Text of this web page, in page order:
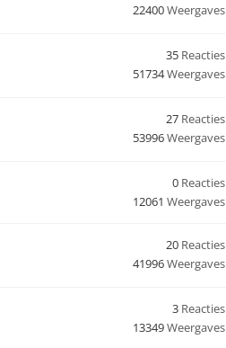
22400Weergaves
35 Reacties
51734Weergaves
27 Reacties
53996Weergaves
0 Reacties
12061 Weergaves
20 Reacties
41996Weergaves
3 Reacties
13349Weergaves